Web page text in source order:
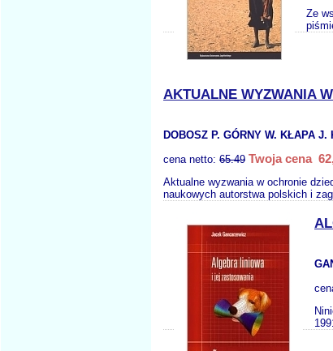
Ze
AKTUALNE WYZWANIA
DOBOSZ P. GÓRNY W. KŁAPA
cena netto: 65.49 Twoja cena
Aktualne wyzwania w ochronie
naukowych autorstwa polskich i